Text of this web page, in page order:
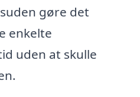
gøre det
enkelte
uden at skulle